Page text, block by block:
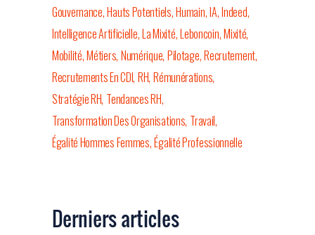
Gouvernance Hauts Potentiels Humain IA Indeed
Intelligence Artificielle La Mixité Leboncoin Mixité
Mobilité Métiers Numérique Pilotage Recrutement
Recrutements En CDI RH Rémunérations
Stratégie RH Tendances RH
Transformation Des Organisations Travail
Égalité Hommes Femmes Égalité Professionnelle
Derniers articles